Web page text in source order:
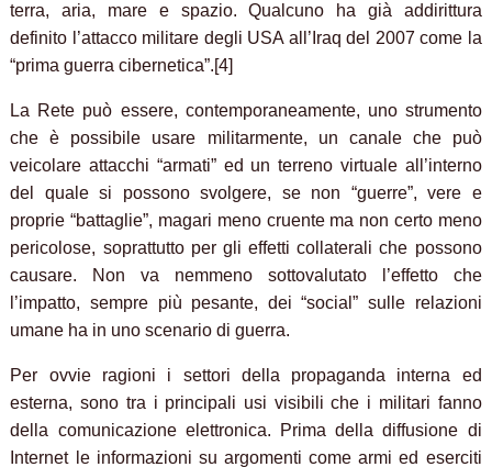
terra, aria, mare e spazio. Qualcuno ha già addirittura
definito l’attacco militare degli USA all’Iraq del 2007 come la
“prima guerra cibernetica”.[4]
La Rete può essere, contemporaneamente, uno strumento
che è possibile usare militarmente, un canale che può
veicolare attacchi “armati” ed un terreno virtuale all’interno
del quale si possono svolgere, se non “guerre”, vere e
proprie “battaglie”, magari meno cruente ma non certo meno
pericolose, soprattutto per gli effetti collaterali che possono
causare. Non va nemmeno sottovalutato l’effetto che
l’impatto, sempre più pesante, dei “social” sulle relazioni
umane ha in uno scenario di guerra.
Per ovvie ragioni i settori della propaganda interna ed
esterna, sono tra i principali usi visibili che i militari fanno
della comunicazione elettronica. Prima della diffusione di
Internet le informazioni su argomenti come armi ed eserciti